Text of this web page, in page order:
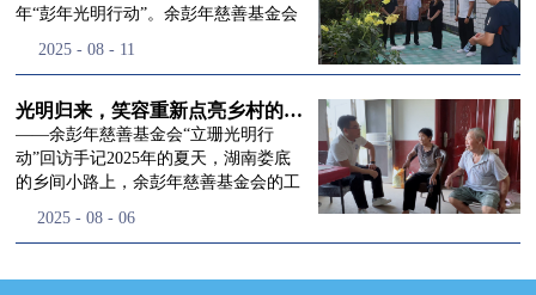
三届理事会全体成员多年来接续付出的
民、济世利人"的慈善理念所做出的突
流程，完成了新一届治理层的选举任
命，全新的第四届理事会正式组建完
成：选举彭志兵、徐滨、彭新英、李
栋、李玲辉、郭启兴、梅鑫为余彭年慈
余彭年慈善基金会第四届理事会监事。
徐滨先生当选余彭年慈善基金会第四届
项目的我们表达了谢意。二十一年时光
市与县域，一趟趟奔赴偏远地区，只为
景，这份认可，也让我们更加笃定前行
的脚步。启动仪式落幕之后，我们没有
即刻返程，联合赤峰市残联的工作人
员、专业医护队伍走入乡间小路，随机
小路弯弯曲曲，两边是繁茂的林木，我
年“彭年光明行动”。余彭年慈善基金会
欣以及余彭年慈善基金会志愿者姜颖妍
峰市残联理事长孙德欣对我们“彭年光
明行动”给予了高度的肯定，他表示“彭
年光明行动”不仅仅是帮助白内障患者
恢复光明，最重要的是减轻了患者家庭
事业的生动体现。随后余彭年慈善基金
光明行动”在内蒙的点点滴滴，并希望
2025 - 08 - 11
光明归来，笑容重新点亮乡村的角落
——余彭年慈善基金会“立珊光明行
动”回访手记2025年的夏天，湖南娄底
的乡间小路上，余彭年慈善基金会的工
着一份特别的牵挂，走进了一个个普通
曾经被白内障困扰的老人，在接受
2025 - 08 - 06